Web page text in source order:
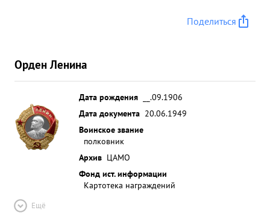
Поделиться
Орден Ленина
Дата рождения
__.09.1906
Дата документа 20.06.1949
Воинское звание
полковник
Архив ЦАМО
Фонд ист. информации
Картотека награждений
Ещё